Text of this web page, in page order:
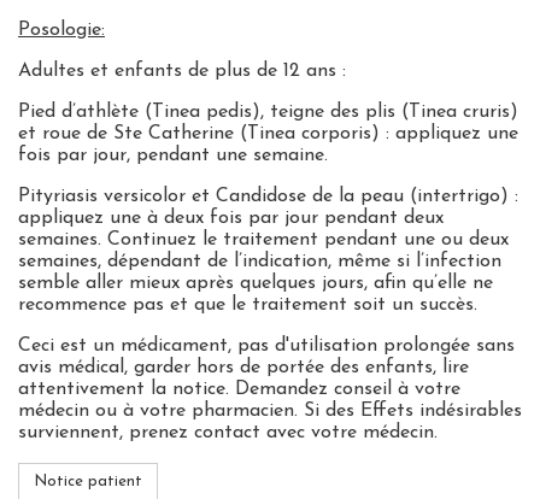
Posologie:
Adultes et enfants de plus de 12 ans :
Pied d’athlète (Tinea pedis), teigne des plis (Tinea cruris)
et roue de Ste Catherine (Tinea corporis) : appliquez une
fois par jour, pendant une semaine.
Pityriasis versicolor et Candidose de la peau (intertrigo) :
appliquez une à deux fois par jour pendant deux
semaines. Continuez le traitement pendant une ou deux
semaines, dépendant de l’indication, même si l’infection
semble aller mieux après quelques jours, afin qu’elle ne
recommence pas et que le traitement soit un succès.
Ceci est un médicament, pas d'utilisation prolongée sans
avis médical, garder hors de portée des enfants, lire
attentivement la notice. Demandez conseil à votre
médecin ou à votre pharmacien. Si des Effets indésirables
surviennent, prenez contact avec votre médecin.
Notice patient